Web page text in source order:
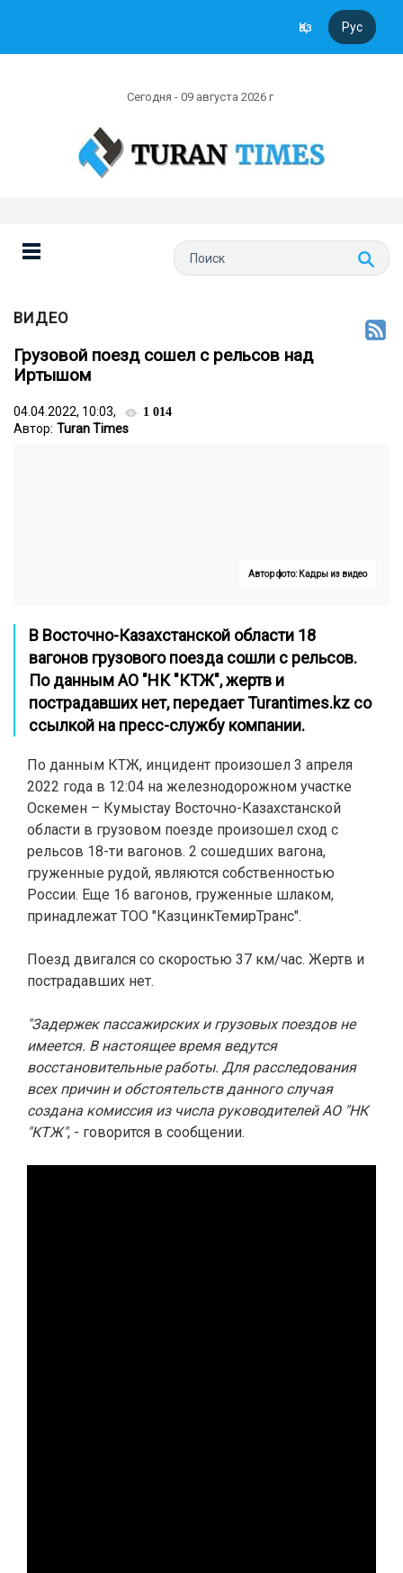
Қаз Рус
Сегодня - 09 августа 2026 г
ВИДЕО
Грузовой поезд сошел с рельсов над
Иртышом
04.04.2022, 10:03, 1 014
Автор: Turan Times
Автор фото: Кадры из видео
В Восточно-Казахстанской области 18
вагонов грузового поезда сошли с рельсов.
По данным АО "НК "КТЖ", жертв и
пострадавших нет, передаетTurantimes.kz со
ссылкой на пресс-службу компании.
По данным КТЖ, инцидент произошел 3 апреля
2022 года в 12:04 на железнодорожном участке
Оскемен – Кумыстау Восточно-Казахстанской
области в грузовом поезде произошел сход с
рельсов 18-ти вагонов. 2 сошедших вагона,
груженные рудой, являются собственностью
России. Еще 16 вагонов, груженные шлаком,
принадлежат ТОО "КазцинкТемирТранс".
Поезд двигался со скоростью 37 км/час. Жертв и
пострадавших нет.
"Задержек пассажирских и грузовых поездов не
имеется. В настоящее время ведутся
восстановительные работы. Для расследования
всех причин и обстоятельств данного случая
создана комиссия из числа руководителей АО "НК
"КТЖ", - говорится в сообщении.